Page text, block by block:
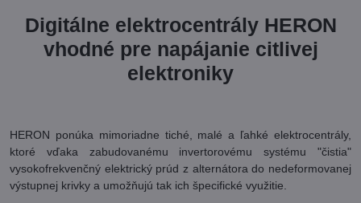
Digitálne elektrocentrály HERON
vhodné pre napájanie citlivej
elektroniky
HERON ponúka mimoriadne tiché, malé a ľahké elektrocentrály,
ktoré vďaka zabudovanému invertorovému systému "čistia"
vysokofrekvenčný elektrický prúd z alternátora do nedeformovanej
výstupnej krivky a umožňujú tak ich špecifické využitie.